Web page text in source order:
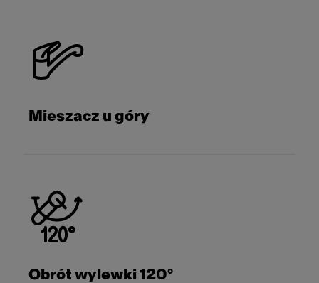
Mieszacz u góry
Obrót wylewki 120°